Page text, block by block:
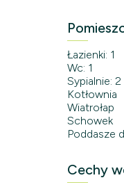
Łazienki: 1
Wc: 1
Sypialnie: 2
Kotłownia
Wiatrołap
Schowek
Poddasze
Cechy